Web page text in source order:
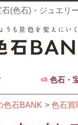
(色石)・ジュエリ
色石・
色石BANK 色石買